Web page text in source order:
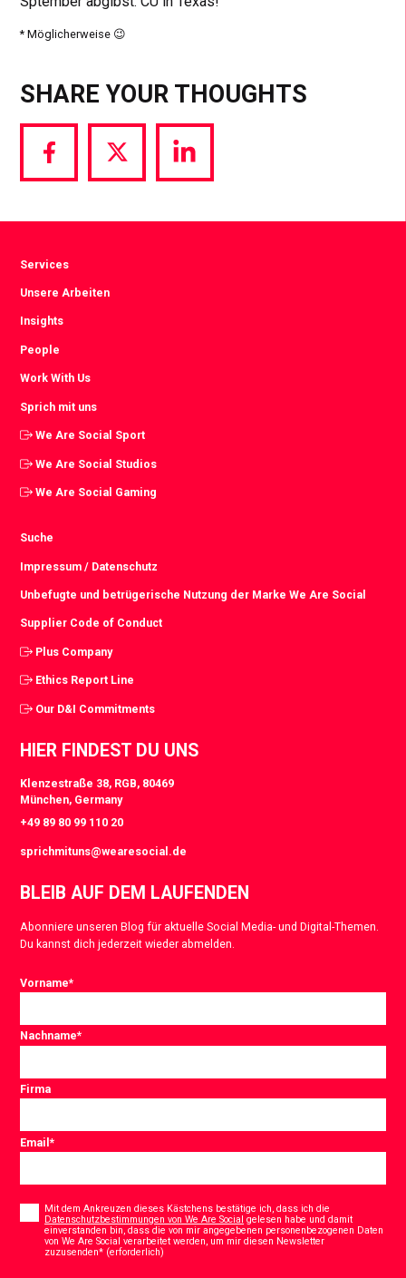
* Möglicherweise 😉
SHARE YOUR THOUGHTS
Share
via
Share
via
Share
via
Services
Unsere Arbeiten
Insights
People
Work With Us
Sprich mit uns
We Are Social Sport
We Are Social Studios
We Are Social Gaming
Suche
Impressum / Datenschutz
Unbefugte und betrügerische Nutzung der Marke We Are Social
Supplier Code of Conduct
Plus Company
Ethics Report Line
Our D&I Commitments
HIER FINDEST DU UNS
Klenzestraße 38, RGB, 80469
München, Germany
+49 89 80 99 110 20
sprichmituns@wearesocial.de
BLEIB AUF DEM LAUFENDEN
Abonniere unseren Blog für aktuelle Social Media- und Digital-Themen.
Du kannst dich jederzeit wieder abmelden.
Vorname*
Nachname*
Firma
Email*
Mit dem Ankreuzen dieses Kästchens bestätige ich, dass ich die
Datenschutzbestimmungen von We Are Social gelesen habe und damit
einverstanden bin, dass die von mir angegebenen personenbezogenen Daten
von We Are Social verarbeitet werden, um mir diesen Newsletter
zuzusenden* (erforderlich)